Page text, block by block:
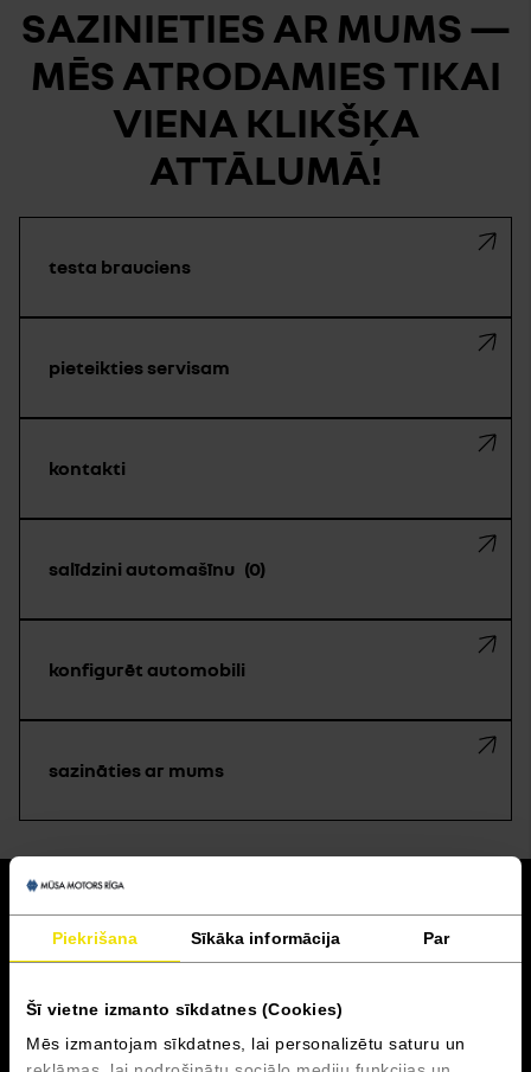
Piekrišana Sīkāka informācija Par
Šī vietne izmanto sīkdatnes (Cookies)
Mēs izmantojam sīkdatnes, lai personalizētu saturu un
SAZINIETIES AR MUMS —
MĒS ATRODAMIES TIKAI
VIENA KLIKŠĶA
ATTĀLUMĀ!
testa brauciens
pieteikties servisam
kontakti
salīdzini automašīnu 0
konfigurēt automobili
sazināties ar mums
Serviss